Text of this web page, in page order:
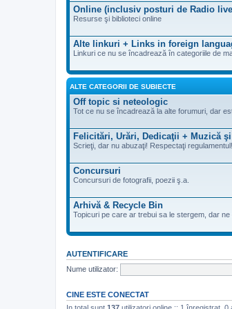
Online (inclusiv posturi de Radio
Resurse şi biblioteci online
Alte linkuri + Links in foreign
Linkuri ce nu se încadrează în categoriile de
ALTE CATEGORII DE SUBIECTE
Off topic si neteologic
Tot ce nu se încadrează la alte forumuri, dar
Felicitări, Urări, Dedicaţii + Muzică
Scrieţi, dar nu abuzaţi! Respectaţi regulamentul!
Concursuri
Concursuri de fotografii, poezii ş.a.
Arhivă & Recycle Bin
Topicuri pe care ar trebui sa le stergem, dar
AUTENTIFICARE
Nume utilizator:
CINE ESTE CONECTAT
In total sunt 137 utilizatori online :: 1 înregistrat,